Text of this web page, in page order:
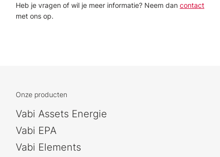
Heb je vragen of wil je meer informatie? Neem dan contact
met ons op.
Onze producten
Vabi Assets Energie
Vabi EPA
Vabi Elements